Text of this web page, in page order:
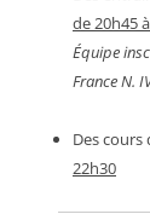
de 20h45
Équipe
France N.
Des cours
22h30